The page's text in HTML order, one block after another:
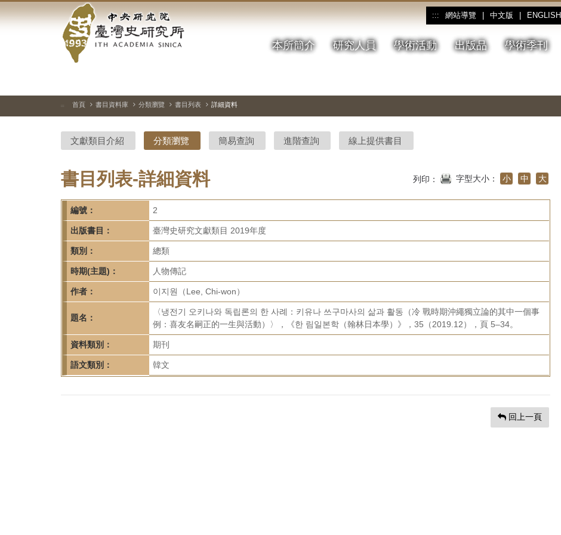
到
中
央
研
院-
臺
灣
史
研
究
所-
首
頁
::: 網站導覽 中文版 ENGLISH
本所簡介 研究人員 學術活動 出版品 學術季刊
::: 首頁 書目資料庫 分類瀏覽 書目列表 詳細資料
文獻類目介紹 分類瀏覽 簡易查詢 進階查詢 線上提供書目
書目列表-詳細資料 列印： 字型大小： 小 中 大
編號： 2
出版書目： 臺灣史研究文獻類目 2019年度
類別： 總類
時期(主題)： 人物傳記
作者： 이지원（Lee, Chi-won）
題名：
〈냉전기 오키나와 독립론의 한 사례：키유나 쓰구마사의 삶과 활동（冷 戰時期沖繩獨立論的其中一個事
例：喜友名嗣正的一生與活動）〉，《한 림일본학（翰林日本學）》，35（2019.12），頁 5–34。
資料類別： 期刊
語文類別： 韓文
回上一頁